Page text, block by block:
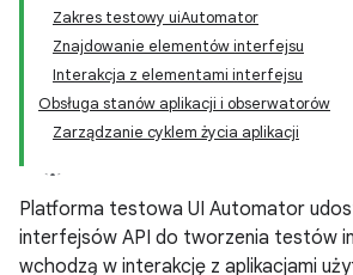
Zakres testowy uiAutomator
Znajdowanie elementów interfejsu
Interakcja z elementami interfejsu
Obsługa stanów aplikacji i obserwatorów
Zarządzanie cyklem życia aplikacji
Platforma testowa UI Automator
interfejsów API do tworzenia testów
wchodzą w interakcję z aplikacjami